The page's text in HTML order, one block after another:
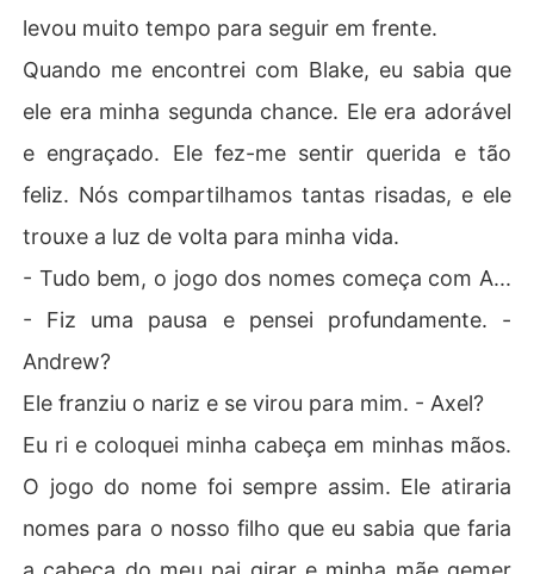
levou muito tempo para seguir em frente.
Quando me encontrei com Blake, eu sabia que
ele era minha segunda chance. Ele era adorável
e engraçado. Ele fez-me sentir querida e tão
feliz. Nós compartilhamos tantas risadas, e ele
trouxe a luz de volta para minha vida.
- Tudo bem, o jogo dos nomes começa com A...
- Fiz uma pausa e pensei profundamente. -
Andrew?
Ele franziu o nariz e se virou para mim. - Axel?
Eu ri e coloquei minha cabeça em minhas mãos.
O jogo do nome foi sempre assim. Ele atiraria
nomes para o nosso filho que eu sabia que faria